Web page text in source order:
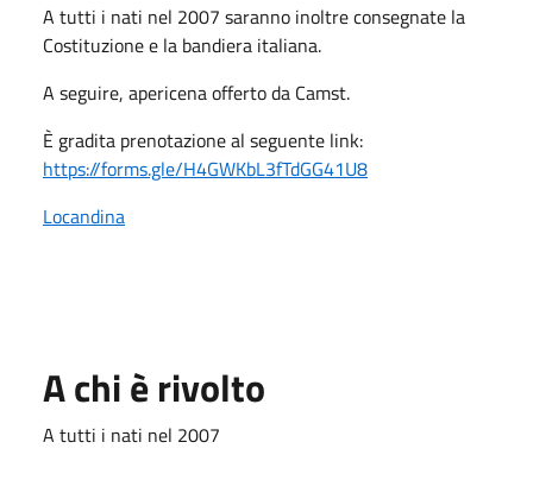
A tutti i nati nel 2007 saranno inoltre consegnate la
Costituzione e la bandiera italiana.
A seguire, apericena offerto da Camst.
È gradita prenotazione al seguente link:
https://forms.gle/H4GWKbL3fTdGG41U8
Locandina
A chi è rivolto
A tutti i nati nel 2007